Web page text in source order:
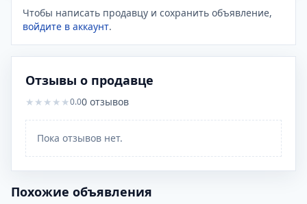
Чтобы написать продавцу и сохранить объявление,
войдите в аккаунт.
Отзывы о продавце
★ ★ ★ ★ ★0.00 отзывов
Пока отзывов нет.
Похожие объявления